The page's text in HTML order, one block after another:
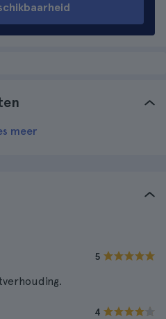
meer
5
4